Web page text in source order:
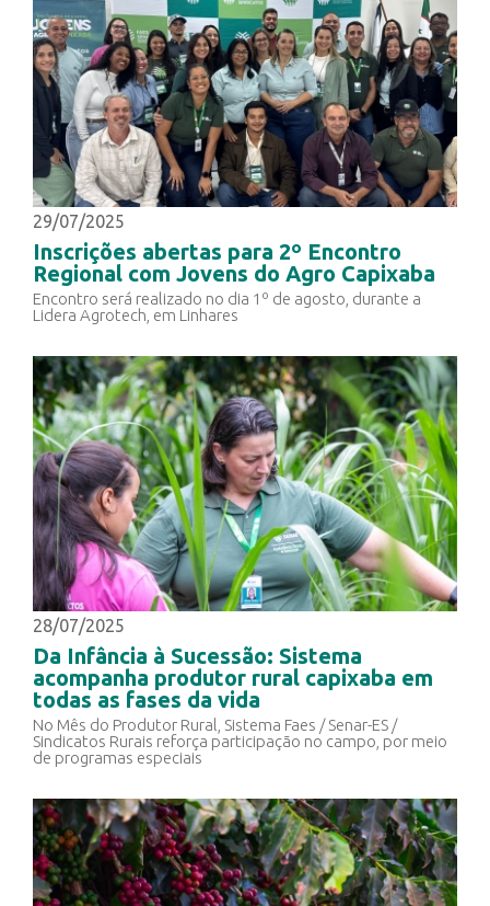
29/07/2025
Inscrições abertas para 2º Encontro
Regional com Jovens do Agro Capixaba
Encontro será realizado no dia 1º de agosto, durante a
Lidera Agrotech, em Linhares
28/07/2025
Da Infância à Sucessão: Sistema
acompanha produtor rural capixaba em
todas as fases da vida
No Mês do Produtor Rural, Sistema Faes / Senar-ES /
Sindicatos Rurais reforça participação no campo, por meio
de programas especiais